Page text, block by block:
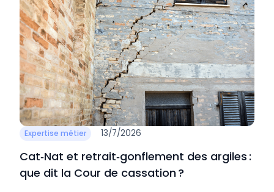
Expertise métier 13/7/2026
Cat‑Nat et retrait‑gonflement des argiles :
que dit la Cour de cassation ?